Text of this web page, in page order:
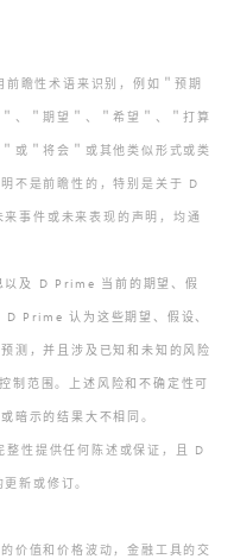
瞻性术语来识别，例如＂预期
、＂期望＂、＂希望＂、＂打算
或＂将会＂或其他类似形式或类
不是前瞻性的，特别是关于 D
事件或未来表现的声明，均通
及 D Prime 当前的期望、假
Prime 认为这些期望、假设、
测，并且涉及已知和未知的风险
制范围。上述风险和不确定性可
或暗示的结果大不相同。
性提供任何陈述或保证，且 D
更新或修订。
价值和价格波动，金融工具的交